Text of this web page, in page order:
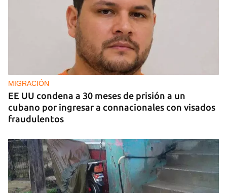
La hija de un diplomático castrista expulsado de
EE UU en 2003 está bajo custodia del ICE
MIGRACIÓN
EE UU condena a 30 meses de prisión a un
cubano por ingresar a connacionales con visados
fraudulentos